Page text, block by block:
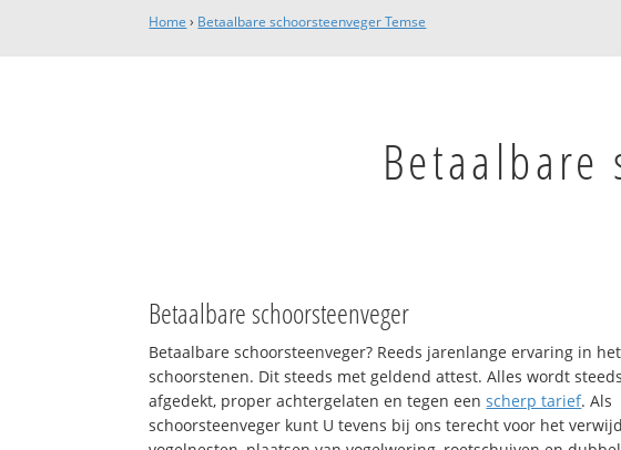
Home › Betaalbare schoorsteenveger Temse
Betaalbare
Betaalbare schoorsteenveger
Betaalbare schoorsteenveger? Reeds jarenlange ervaring in
schoorstenen. Dit steeds met geldend attest. Alles wordt
afgedekt, proper achtergelaten en tegen eenscherp tarief. Als
schoorsteenveger kunt U tevens bij ons terecht voor het